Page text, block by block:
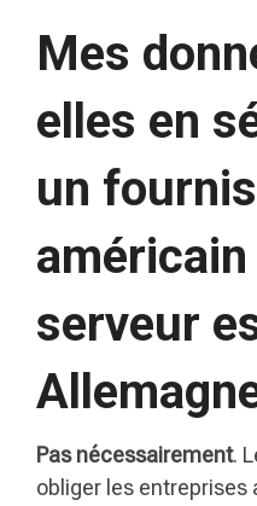
Mes
elles en
un
serveur
Pas nécessairement.
obliger les entreprises